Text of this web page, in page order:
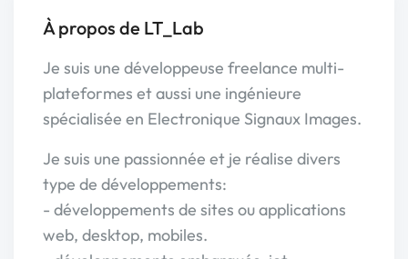
À propos de LT_Lab
Je suis une développeuse freelance multi-
plateformes et aussi une ingénieure
spécialisée en Electronique Signaux Images.
Je suis une passionnée et je réalise divers
type de développements:
- développements de sites ou applications
web, desktop, mobiles.